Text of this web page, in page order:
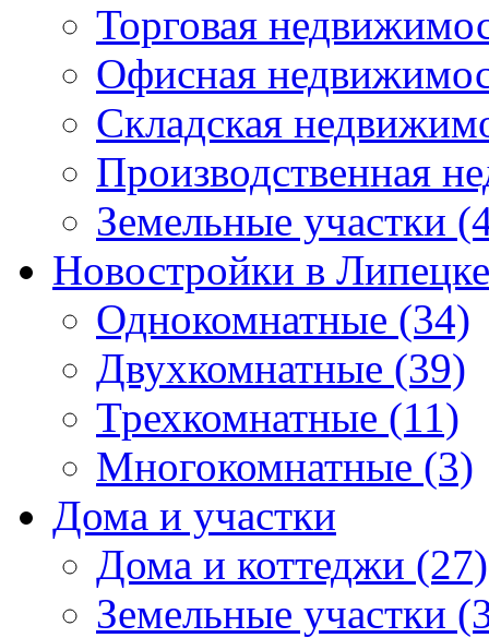
Торговая
Офисная
Складская
Производственная
Земельные участки
Новостройки в Липецке
Однокомнатные (34)
Двухкомнатные (39)
Трехкомнатные (11)
Многокомнатные (3)
Дома и участки
Дома и коттеджи (27)
Земельные участки